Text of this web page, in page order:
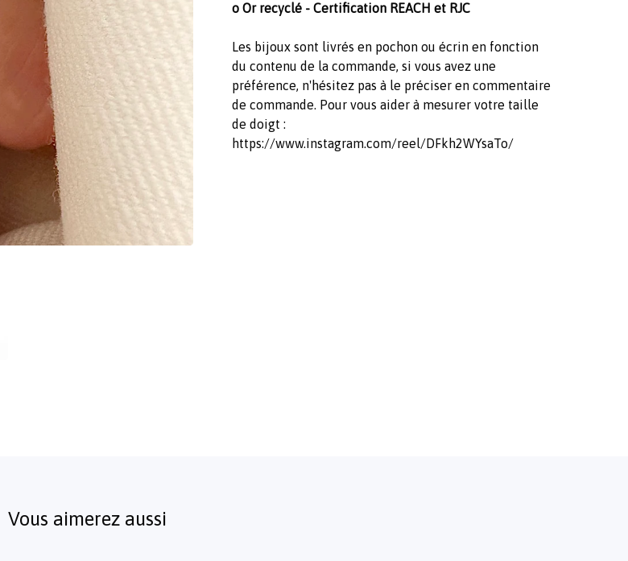
o Or recyclé - Certification REACH et RJC
Les bijoux sont livrés en pochon ou écrin en fonction
du contenu de la commande, si vous avez une
préférence, n'hésitez pas à le préciser en commentaire
de commande. Pour vous aider à mesurer votre taille
de doigt :
https://www.instagram.com/reel/DFkh2WYsaTo/
Vous aimerez aussi